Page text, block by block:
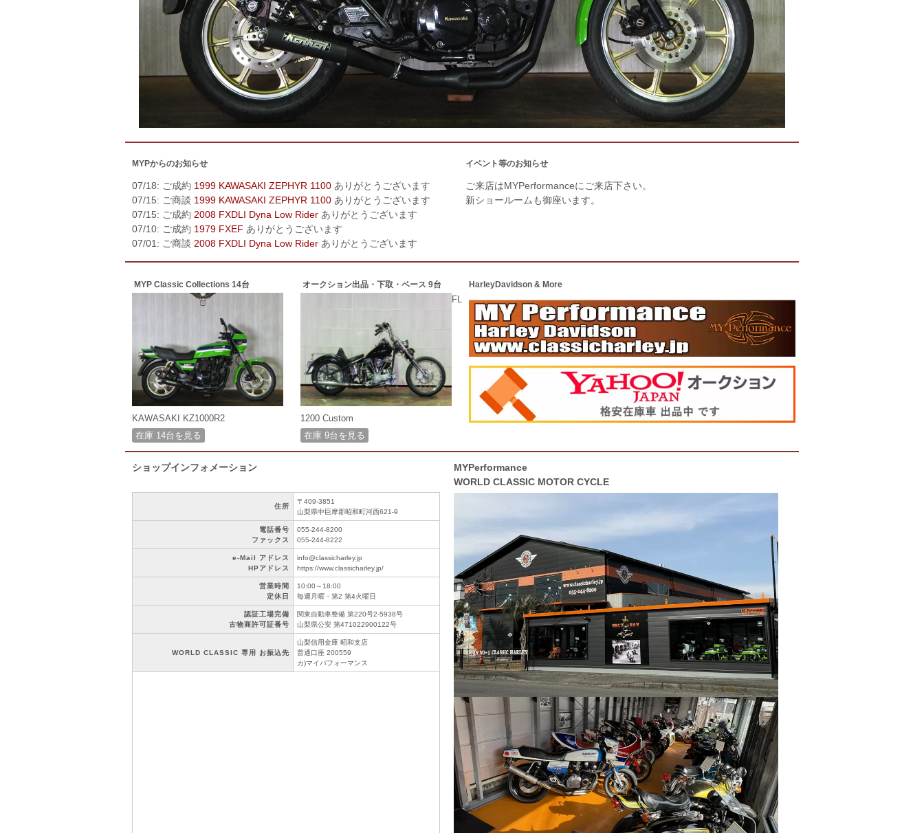
MYPからのお知らせ
07/18: ご成約 1999 KAWASAKI ZEPHYR 1100 ありがとうございます
07/15: ご商談 1999 KAWASAKI ZEPHYR 1100 ありがとうございます
07/15: ご成約 2008 FXDLI Dyna Low Rider ありがとうございます
07/10: ご成約 1979 FXEF ありがとうございます
07/01: ご商談 2008 FXDLI Dyna Low Rider ありがとうございます
イベント等のお知らせ
ご来店はMYPerformanceにご来店下さい。
新ショールームも御座います。
MYP Classic Collections 14台
KAWASAKI KZ1000R2
在庫 14台を見る
オークション出品・下取・ベース 9台
FL
1200 Custom
在庫 9台を見る
HarleyDavidson & More
ショップインフォメーション
住所
〒409-3851
山梨県中巨摩郡昭和町河西621-9
電話番号
ファックス
055-244-8200
055-244-8222
e-Mail アドレス
HPアドレス
info@classicharley.jp
https://www.classicharley.jp/
営業時間
定休日
10:00～18:00
毎週月曜・第2 第4火曜日
認証工場完備
古物商許可証番号
関東自動車整備 第220号2-5938号
山梨県公安 第471022900122号
WORLD CLASSIC 専用 お振込先
山梨信用金庫 昭和支店
普通口座 200559
カ)マイパフォーマンス
MYPerformance
WORLD CLASSIC MOTOR CYCLE